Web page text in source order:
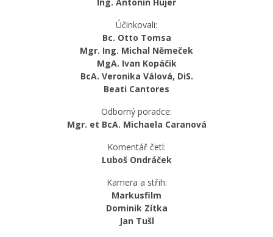
Účinkovali:
Bc. Otto Tomsa
Mgr. Ing. Michal Němeček
MgA. Ivan Kopáčik
BcA. Veronika Válová, DiS.
Beati Cantores
Odborný poradce:
Mgr. et BcA. Michaela Caranová
Komentář četl:
Luboš Ondráček
Kamera a střih:
Markusfilm
Dominik Zítka
Jan Tušl